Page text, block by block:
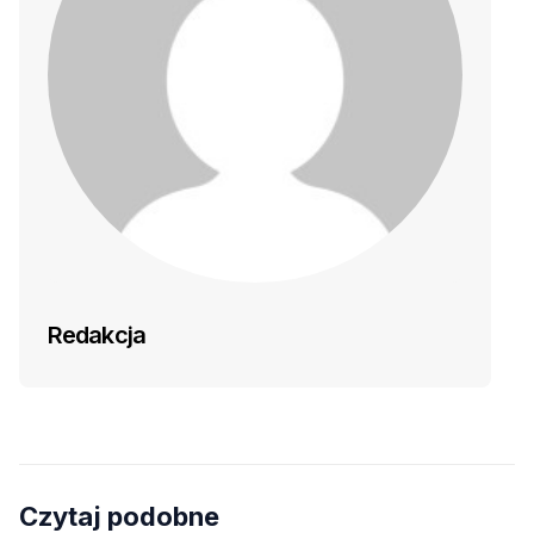
Redakcja
Czytaj podobne